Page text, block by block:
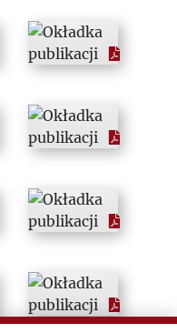
1967
1968
1969
1970
1971
1972